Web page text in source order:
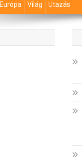
Európa Világ Utazás